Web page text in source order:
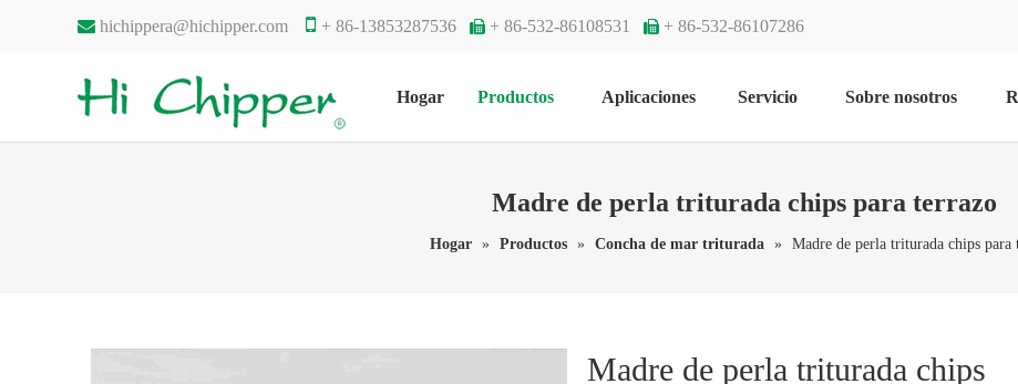
 hichippera@hichipper.com  + 86-13853287536  + 86-532-86108531  + 86-532-86107286
Hogar Productos Aplicaciones Servicio Sobre nosotros
Madre de perla triturada chips para terrazo
Hogar » Productos » Concha de mar triturada » Madre de perla triturada chips para
Madre de perla triturada chips